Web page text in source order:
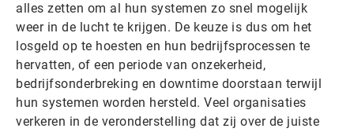
alles zetten om al hun systemen zo snel mogelijk
weer in de lucht te krijgen. De keuze is dus om het
losgeld op te hoesten en hun bedrijfsprocessen te
hervatten, of een periode van onzekerheid,
bedrijfsonderbreking en downtime doorstaan terwijl
hun systemen worden hersteld. Veel organisaties
verkeren in de veronderstelling dat zij over de juiste